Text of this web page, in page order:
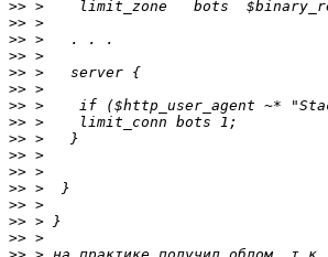
>>
>>
>>
>>
>>
>>
>>
>>
>>
>>
>>
>>
>>
>>
>>